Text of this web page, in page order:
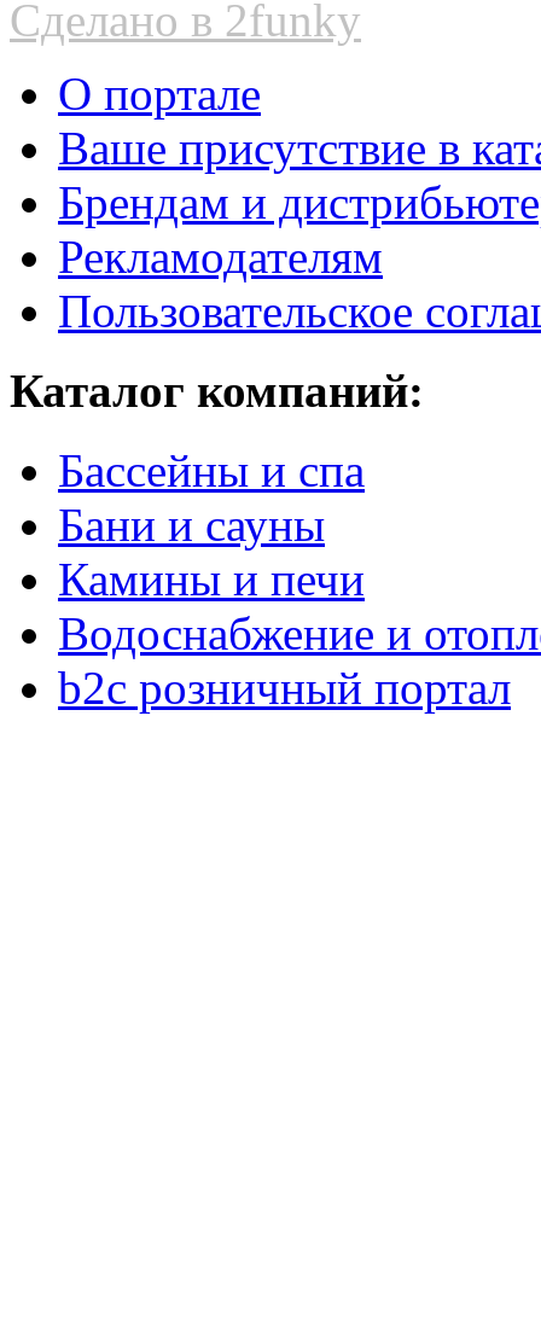
Сделано в 2funky
О портале
Ваше присутствие в
Брендам и
Рекламодателям
Пользовательское
Каталог компаний:
Бассейны и спа
Бани и сауны
Камины и печи
Водоснабжение и
b2c розничный портал